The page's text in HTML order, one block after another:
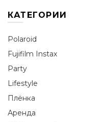
КАТЕГОРИИ
Polaroid
Fujifilm Instax
Party
Lifestyle
Плёнка
Аренда